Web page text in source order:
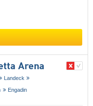
Arena
Landeck
Engadin